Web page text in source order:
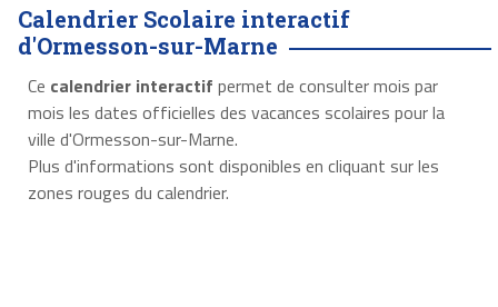
Calendrier Scolaire interactif
d'Ormesson-sur-Marne
Ce calendrier interactif permet de consulter mois par
mois les dates officielles des vacances scolaires pour la
ville d'Ormesson-sur-Marne.
Plus d'informations sont disponibles en cliquant sur les
zones rouges du calendrier.